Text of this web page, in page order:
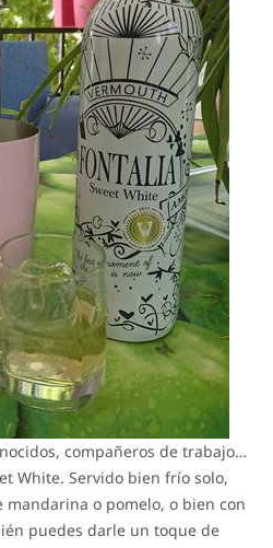
compañeros de trabajo…
White. Servido bien frío solo,
o pomelo, o bien con
puedes darle un toque de